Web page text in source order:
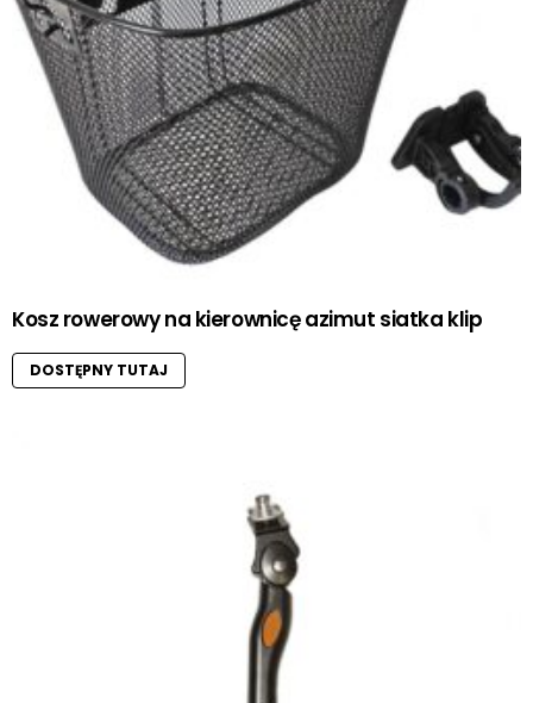
Kosz rowerowy na kierownicę azimut siatka klip
DOSTĘPNY TUTAJ